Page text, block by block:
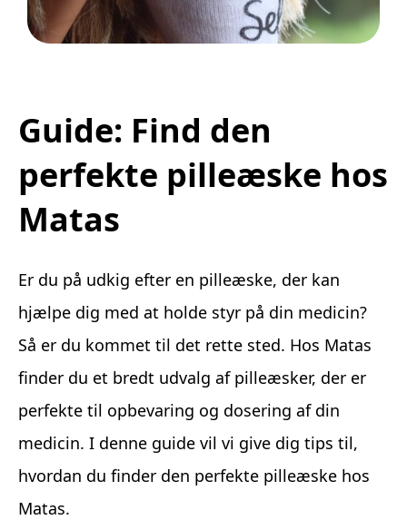
Guide: Find den
perfekte pilleæske hos
Matas
Er du på udkig efter en pilleæske, der kan
hjælpe dig med at holde styr på din medicin?
Så er du kommet til det rette sted. Hos Matas
finder du et bredt udvalg af pilleæsker, der er
perfekte til opbevaring og dosering af din
medicin. I denne guide vil vi give dig tips til,
hvordan du finder den perfekte pilleæske hos
Matas.